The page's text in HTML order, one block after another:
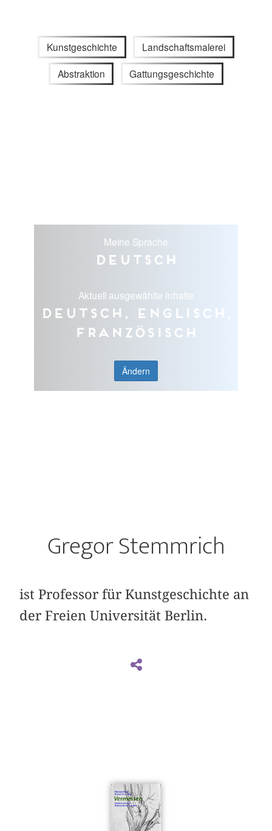
Kunstgeschichte Landschaftsmalerei
Abstraktion Gattungsgeschichte
Meine Sprache
Deutsch
Aktuell ausgewählte Inhalte
Deutsch, Englisch,
Französisch
Ändern
Gregor Stemmrich
ist Professor für Kunstgeschichte an
der Freien Universität Berlin.